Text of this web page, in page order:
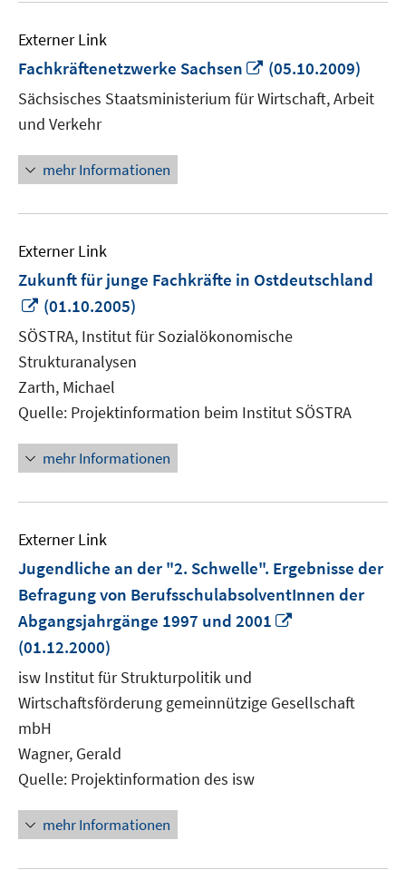
Externer Link
Fachkräftenetzwerke Sachsen
In
neuem
Fenster
(05.10.2009)
Sächsisches Staatsministerium für Wirtschaft, Arbeit
und Verkehr
mehr Informationen
Externer Link
Zukunft für junge Fachkräfte in Ostdeutschland
In
Fenster
öffnen
(01.10.2005)
SÖSTRA, Institut für Sozialökonomische
Strukturanalysen
Zarth, Michael
Quelle: Projektinformation beim Institut SÖSTRA
mehr Informationen
Externer Link
Jugendliche an der "2. Schwelle". Ergebnisse der
Befragung von BerufsschulabsolventInnen der
Abgangsjahrgänge 1997 und 2001
(01.12.2000)
isw Institut für Strukturpolitik und
Wirtschaftsförderung gemeinnützige Gesellschaft
mbH
Wagner, Gerald
Quelle: Projektinformation des isw
mehr Informationen